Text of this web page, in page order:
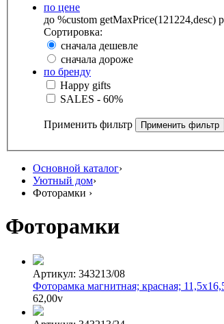
по цене
до %custom getMaxPrice(121224,desc)
Сортировка:
сначала дешевле
сначала дороже
по бренду
Happy gifts
SALES - 60%
Применить фильтр
Основной каталог›
Уютный дом›
Фоторамки ›
Фоторамки
Артикул: 343213/08
Фоторамка магнитная; красная;
62,00v